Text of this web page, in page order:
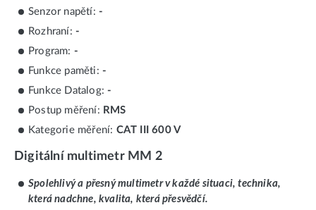
Senzor napětí: -
Rozhraní: -
Program: -
Funkce paměti: -
Funkce Datalog:-
Postup měření: RMS
Kategorie měření: CAT III 600 V
Digitální multimetr MM 2
Spolehlivý a přesný multimetr v každé situaci, technika,
která nadchne, kvalita, která přesvědčí.